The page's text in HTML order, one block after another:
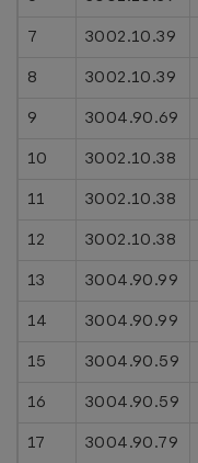
7
3002.10.39
8
3002.10.39
9
3004.90.69
10
3002.10.38
11
3002.10.38
12
3002.10.38
13
3004.90.99
14
3004.90.99
15
3004.90.59
16
3004.90.59
17
3004.90.79